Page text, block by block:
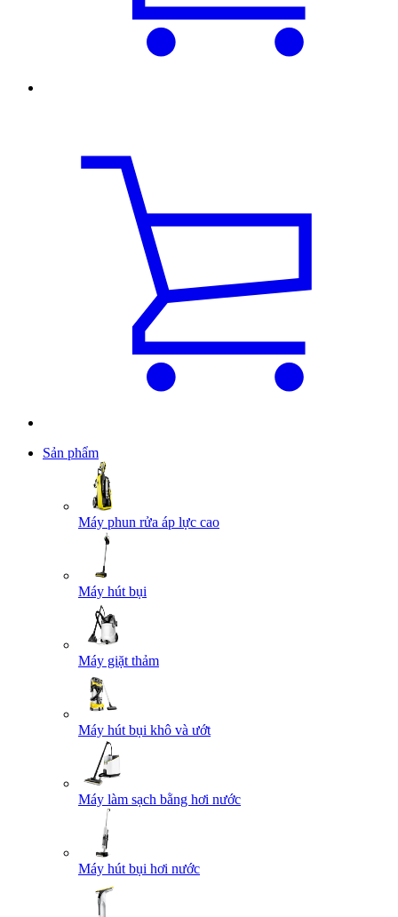
Sản phẩm
Máy phun rửa áp lực cao
Máy hút bụi
Máy giặt thảm
Máy hút bụi khô và ướt
Máy làm sạch bằng hơi nước
Máy hút bụi hơi nước